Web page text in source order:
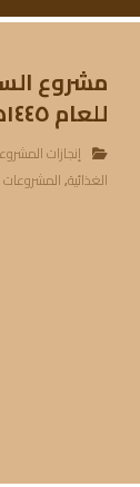
مشروع
للعام ١٤٤٥هـ
إنجازات
الغذائية,المشروعات